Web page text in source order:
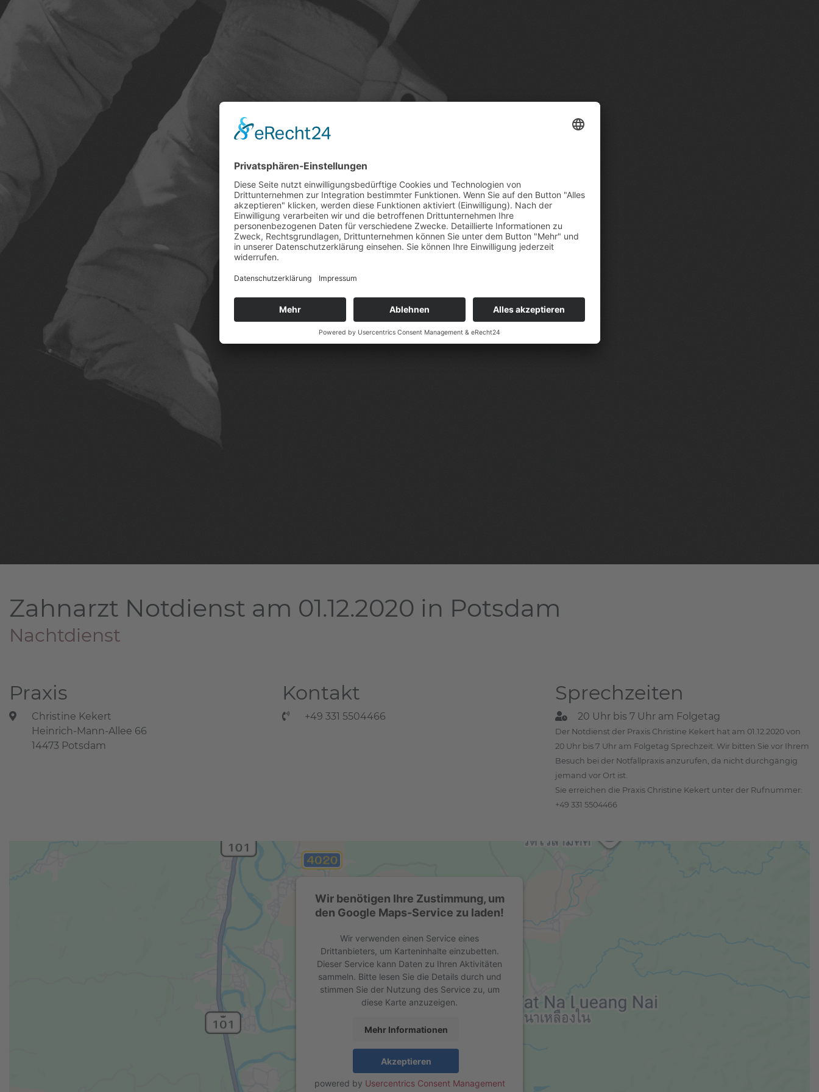
Zahnarzt Notdienst am 01.12.2020 in Potsdam
Nachtdienst
Praxis
Christine Kekert
Heinrich-Mann-Allee 66
14473 Potsdam
Kontakt
+49 331 5504466
Sprechzeiten
20 Uhr bis 7 Uhr am Folgetag
Der Notdienst der Praxis Christine Kekert hat am 01.12.2020 von
20 Uhr bis 7 Uhr am Folgetag Sprechzeit. Wir bitten Sie vor Ihrem
Besuch bei der Notfallpraxis anzurufen, da nicht durchgängig
jemand vor Ort ist.
Sie erreichen die Praxis Christine Kekert unter der Rufnummer:
+49 331 5504466
Wir benötigen Ihre Zustimmung, um
den Google Maps-Service zu laden!
Wir verwenden einen Service eines
Drittanbieters, um Karteninhalte einzubetten.
Dieser Service kann Daten zu Ihren Aktivitäten
sammeln. Bitte lesen Sie die Details durch und
stimmen Sie der Nutzung des Service zu, um
diese Karte anzuzeigen.
Mehr Informationen
Akzeptieren
powered by Usercentrics Consent Management